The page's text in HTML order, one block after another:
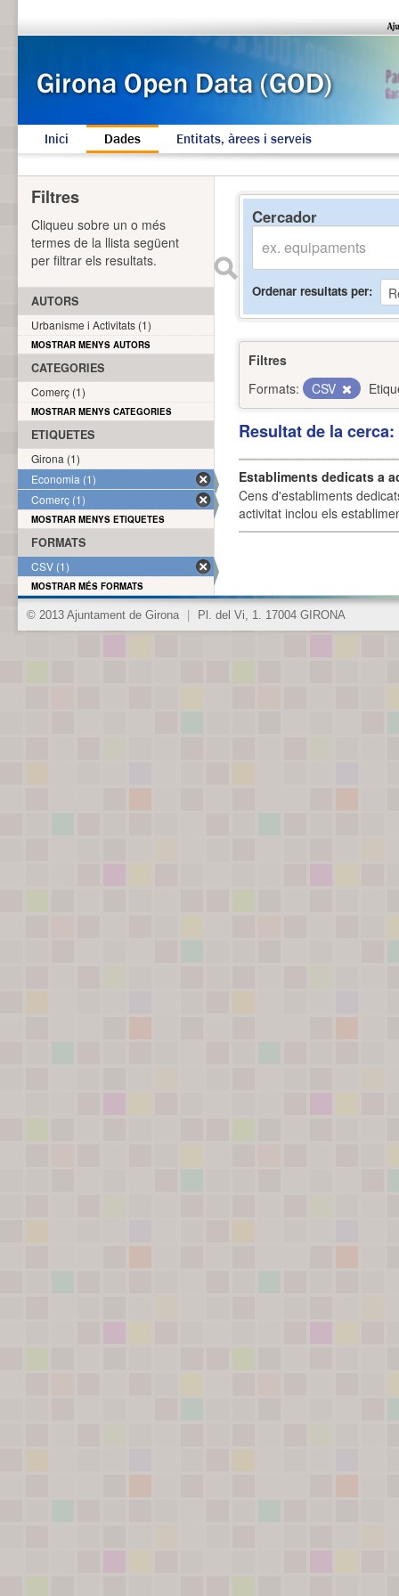
Inici Dades Entitats, àrees i serveis
Cercador
Ordenar resultats per
Filtres
Formats:
CSV
Resultat de la
Establiments dedicats a
Cens d'establiments
activitat inclou els
Filtres
Cliqueu sobre un o més
termes de la llista següent
per filtrar els resultats.
AUTORS
Urbanisme i Activitats (1)
MOSTRAR MENYS AUTORS
CATEGORIES
Comerç (1)
MOSTRAR MENYS CATEGORIES
ETIQUETES
Girona (1)
Economia (1)
Comerç (1)
MOSTRAR MENYS ETIQUETES
FORMATS
CSV (1)
MOSTRAR MÉS FORMATS
© 2013 Ajuntament de Girona Pl. del Vi, 1. 17004 GIRONA